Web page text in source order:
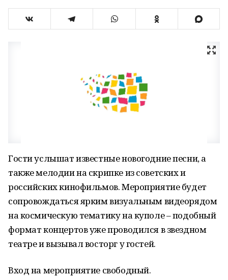
Гости услышат известные новогодние песни, а
также мелодии на скрипке из советских и
российских кинофильмов. Мероприятие будет
сопровождаться ярким визуальным видеорядом
на космическую тематику на куполе – подобный
формат концертов уже проводился в звездном
театре и вызывал восторг у гостей.
Вход на мероприятие свободный.